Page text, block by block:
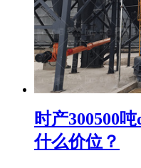
时产300500
什么价位？